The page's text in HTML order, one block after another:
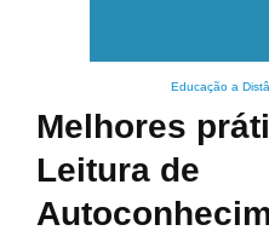
Educação a
Melhores
Leitura de